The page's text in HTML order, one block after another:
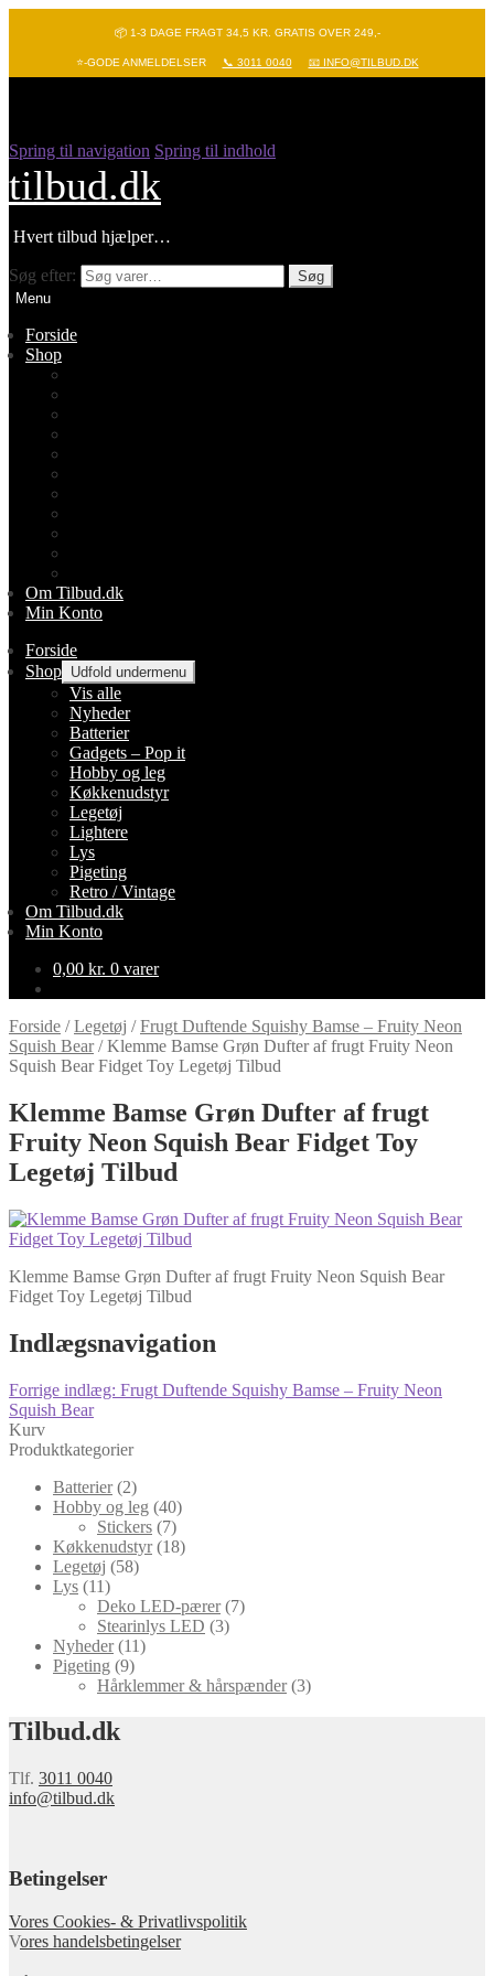
📦 1-3 DAGE FRAGT 34,5 KR. GRATIS OVER 249,-
⭐-GODE ANMELDELSER 📞 3011 0040 📧 INFO@TILBUD.DK
Spring til navigation Spring til indhold
tilbud.dk
Hvert tilbud hjælper…
Søg efter:
Søg
Menu
Forside
Shop
Om Tilbud.dk
Min Konto
Forside
Shop Udfold undermenu
Vis alle
Nyheder
Batterier
Gadgets – Pop it
Hobby og leg
Køkkenudstyr
Legetøj
Lightere
Lys
Pigeting
Retro / Vintage
Om Tilbud.dk
Min Konto
0,00 kr. 0 varer
Forside /Legetøj /Frugt Duftende Squishy Bamse – Fruity Neon
Squish Bear/Klemme Bamse Grøn Dufter af frugt Fruity Neon
Squish Bear Fidget Toy Legetøj Tilbud
Klemme Bamse Grøn Dufter af frugt
Fruity Neon Squish Bear Fidget Toy
Legetøj Tilbud
Klemme Bamse Grøn Dufter af frugt Fruity Neon Squish Bear
Fidget Toy Legetøj Tilbud
Indlægsnavigation
Forrige indlæg: Frugt Duftende Squishy Bamse – Fruity Neon
Squish Bear
Kurv
Produktkategorier
Batterier (2)
Hobby og leg (40)
Stickers (7)
Køkkenudstyr (18)
Legetøj (58)
Lys (11)
Deko LED-pærer (7)
Stearinlys LED (3)
Nyheder (11)
Pigeting (9)
Hårklemmer & hårspænder (3)
Tilbud.dk
Tlf. 3011 0040
info@tilbud.dk
Betingelser
Vores Cookies- & Privatlivspolitik
Vores handelsbetingelser